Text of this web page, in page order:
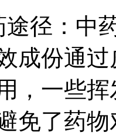
途径：中
成份通
，一些
免了药